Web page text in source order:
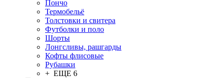
Пончо
Термобельё
Толстовки и свитера
Футболки и поло
Шорты
Лонгсливы, рашгарды
Кофты флисовые
Рубашки
+ ЕЩЕ 6